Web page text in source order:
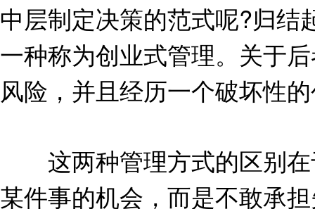
中层制定决策的范式呢?归结
一种称为创业式管理。关于
风险，并且经历一个破坏性
这两种管理方式的区别在
某件事的机会，而是不敢承